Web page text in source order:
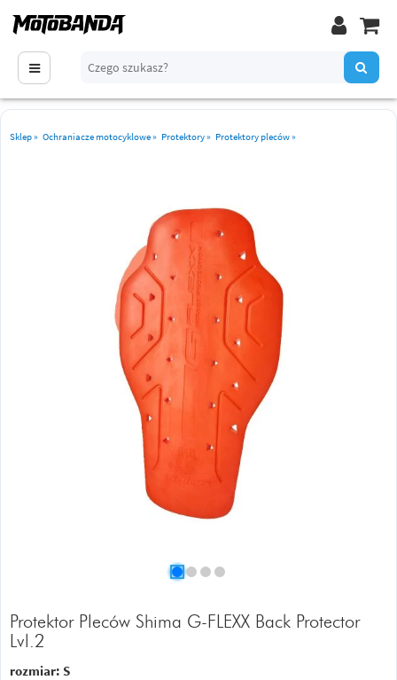
Sklep» Ochraniacze motocyklowe» Protektory» Protektory pleców»
Protektor Pleców Shima G-FLEXX Back Protector
Lvl.2
rozmiar: S